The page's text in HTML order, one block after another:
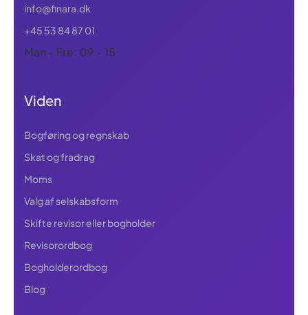
info@finara.dk
+45 53 84 87 01
Man - Fre: 09 - 15
Viden
Bogføring og regnskab
Skat og fradrag
Moms
Valg af selskabsform
Skifte revisor eller bogholder
Revisorordbog
Bogholderordbog
Blog